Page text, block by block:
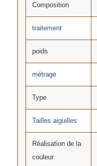
Composition
traitement
poids
métrage
Type
Tailles aiguilles
Réalisation de la
couleur